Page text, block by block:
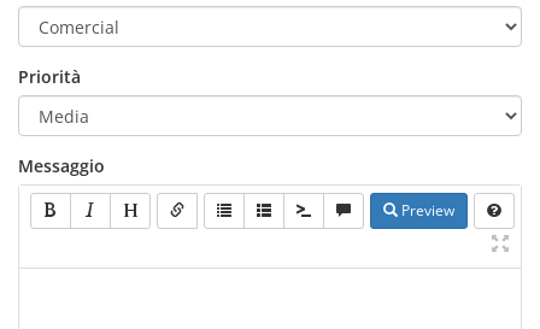
Priorità
Messaggio
Preview